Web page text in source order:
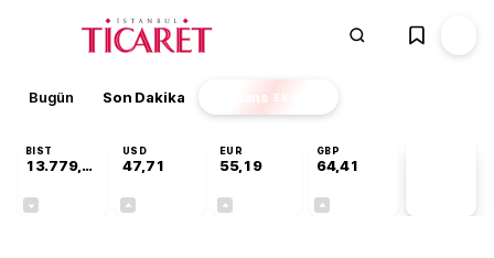
Bugün Son Dakika Finans EKSTRA
BIST
13.779,39
USD
47,71
EUR
55,19
GBP
64,41